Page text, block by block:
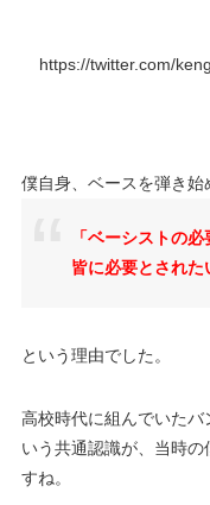
https://twitter.com/
僕自身、ベースを弾き始
「ベーシストの
皆に必要とされた
という理由でした。
高校時代に組んでいたバ
いう共通認識が、当時
すね。